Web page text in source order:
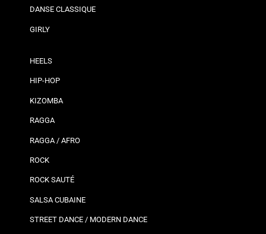
DANSE CLASSIQUE
GIRLY
HEELS
HIP-HOP
KIZOMBA
RAGGA
RAGGA / AFRO
ROCK
ROCK SAUTÉ
SALSA CUBAINE
STREET DANCE / MODERN DANCE